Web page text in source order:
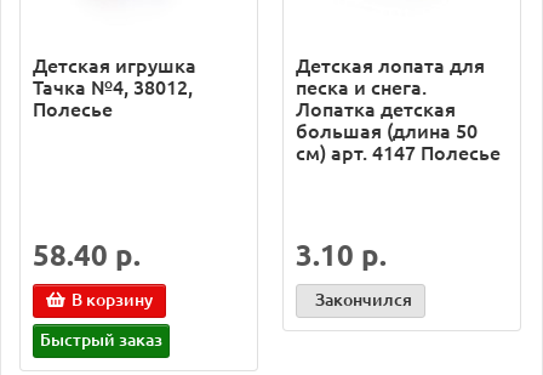
Детская игрушка
Тачка №4, 38012,
Полесье
58.40 р.
В корзину
Быстрый заказ
Детская лопата для
песка и снега.
Лопатка детская
большая (длина 50
см) арт. 4147 Полесье
3.10 р.
Закончился